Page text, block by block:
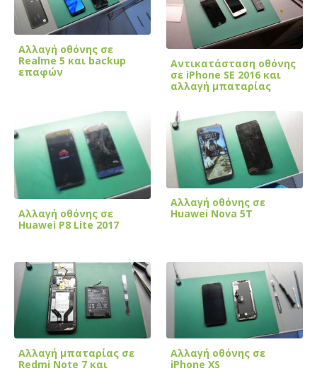
Αλλαγή οθόνης σε
Realme 5 και backup
επαφών
Αντικατάσταση οθόνης
σε iPhone SE 2016 και
αλλαγή μπαταρίας
Αλλαγή οθόνης σε
Huawei P8 Lite 2017
Αλλαγή οθόνης σε
Huawei Nova 5T
Αλλαγή μπαταρίας σε
Redmi Note 7 και
Αλλαγή οθόνης σε
iPhone XS